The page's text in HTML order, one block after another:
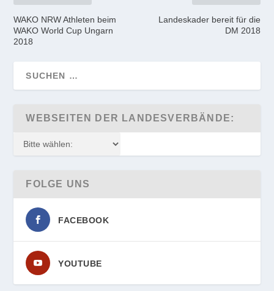
WAKO NRW Athleten beim
WAKO World Cup Ungarn
2018
Landeskader bereit für die
DM 2018
WEBSEITEN DER LANDESVERBÄNDE:
FOLGE UNS
FACEBOOK
YOUTUBE